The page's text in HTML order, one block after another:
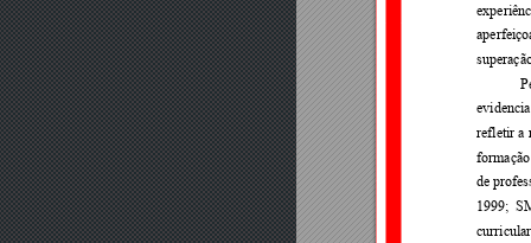
refletir a
de
1999;